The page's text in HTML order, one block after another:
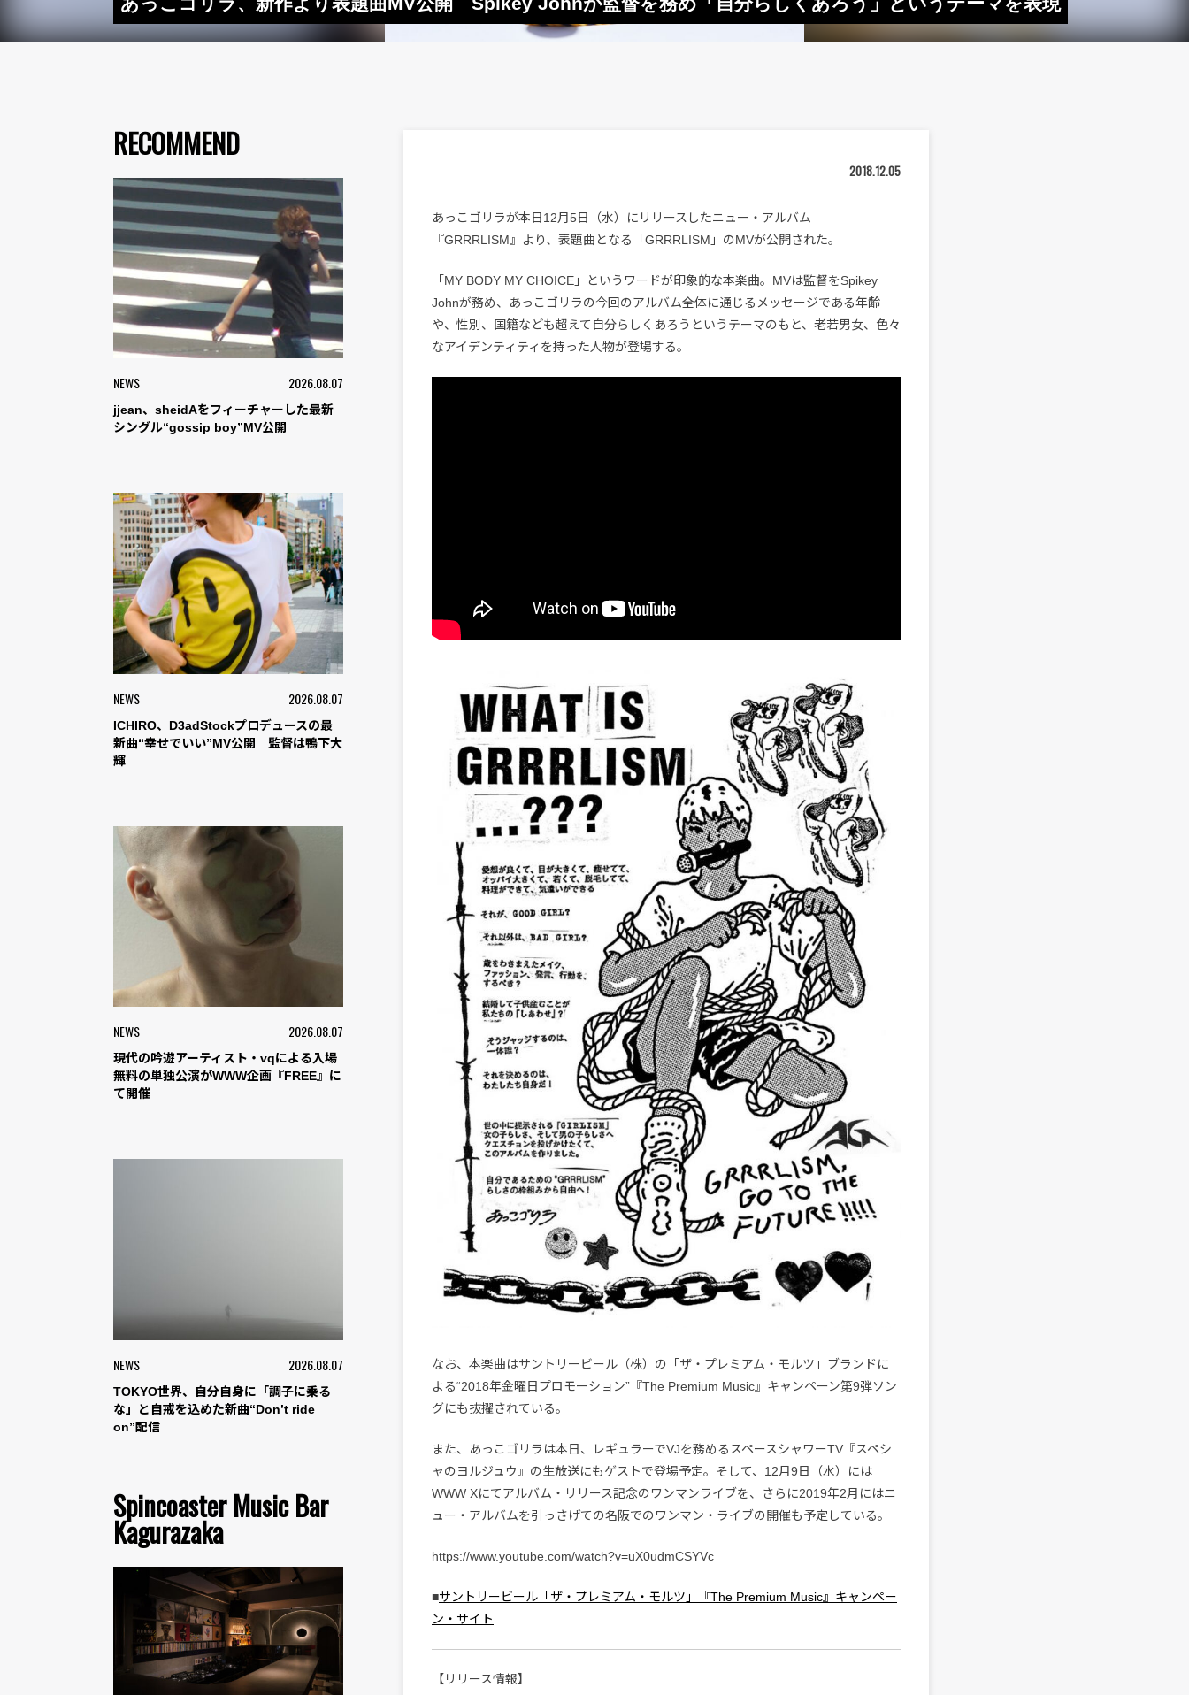
RECOMMEND
NEWS 2026.08.07
jjean、sheidAをフィーチャーした最新
シングル“gossip boy”MV公開
NEWS 2026.08.07
ICHIRO、D3adStockプロデュースの最
新曲“幸せでいい”MV公開 監督は鴨下大
輝
NEWS 2026.08.07
現代の吟遊アーティスト・vqによる入場
無料の単独公演がWWW企画『FREE』に
て開催
NEWS 2026.08.07
TOKYO世界、自分自身に「調子に乗る
な」と自戒を込めた新曲“Don’t ride
on”配信
Spincoaster Music Bar
Kagurazaka
2018.12.05
あっこゴリラが本日12月5日（水）にリリースしたニュー・アルバム
『GRRRLISM』より、表題曲となる「GRRRLISM」のMVが公開された。
「MY BODY MY CHOICE」というワードが印象的な本楽曲。MVは監督をSpikey
Johnが務め、あっこゴリラの今回のアルバム全体に通じるメッセージである年齢
や、性別、国籍なども超えて自分らしくあろうというテーマのもと、老若男女、色々
なアイデンティティを持った人物が登場する。
なお、本楽曲はサントリービール（株）の「ザ・プレミアム・モルツ」ブランドに
よる“2018年金曜日プロモーション”『The Premium Music』キャンペーン第9弾ソン
グにも抜擢されている。
また、あっこゴリラは本日、レギュラーでVJを務めるスペースシャワーTV『スペシ
ャのヨルジュウ』の生放送にもゲストで登場予定。そして、12月9日（水）には
WWW Xにてアルバム・リリース記念のワンマンライブを、さらに2019年2月にはニ
ュー・アルバムを引っさげての名阪でのワンマン・ライブの開催も予定している。
https://www.youtube.com/watch?v=uX0udmCSYVc
■サントリービール「ザ・プレミアム・モルツ」『The Premium Music』キャンペー
ン・サイト
【リリース情報】